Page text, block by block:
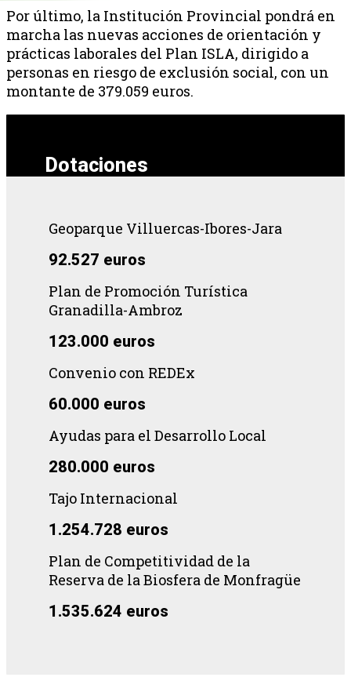
Por último, la Institución Provincial pondrá en
marcha las nuevas acciones de orientación y
prácticas laborales del Plan ISLA, dirigido a
personas en riesgo de exclusión social, con un
montante de 379.059 euros.
Dotaciones
Geoparque Villuercas-Ibores-Jara
92.527 euros
Plan de Promoción Turística
Granadilla-Ambroz
123.000 euros
Convenio con REDEx
60.000 euros
Ayudas para el Desarrollo Local
280.000 euros
Tajo Internacional
1.254.728 euros
Plan de Competitividad de la
Reserva de la Biosfera de Monfragüe
1.535.624 euros